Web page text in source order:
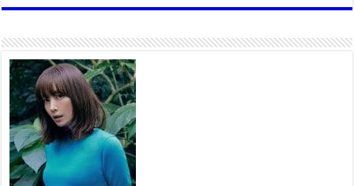
шугам хоолойн ажил 80
хувьтай үргэлжилж байна
2026 оны 7 сар 20 / 9 цаг 14 минут
Усархаг аадар бороо орж
байгаа тул аюулгүй байдлаа
хангаж, үер усны аюулаас
сэрэмжлэхийг нийслэлийн
Онцгой байдлын газраас анхааруулж байна
2026 оны 7 сар 20 / 9 цаг 09 минут